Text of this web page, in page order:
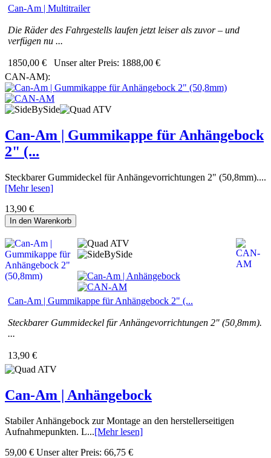
Can-Am | Multitrailer
Die Räder des Fahrgestells laufen jetzt leiser als zuvor – und
verfügen nu ...
1850,00 € Unser alter Preis: 1888,00 €
CAN-AM):
Can-Am | Gummikappe für Anhängebock
2" (...
Steckbarer Gummideckel für Anhängevorrichtungen 2" (50,8mm)....
[Mehr lesen]
13,90 €
In den Warenkorb
Can-Am | Gummikappe für Anhängebock 2" (...
Steckbarer Gummideckel für Anhängevorrichtungen 2" (50,8mm).
...
13,90 €
Can-Am | Anhängebock
Stabiler Anhängebock zur Montage an den herstellerseitigen
Aufnahmepunkten. L...[Mehr lesen]
59,00 € Unser alter Preis: 66,75 €